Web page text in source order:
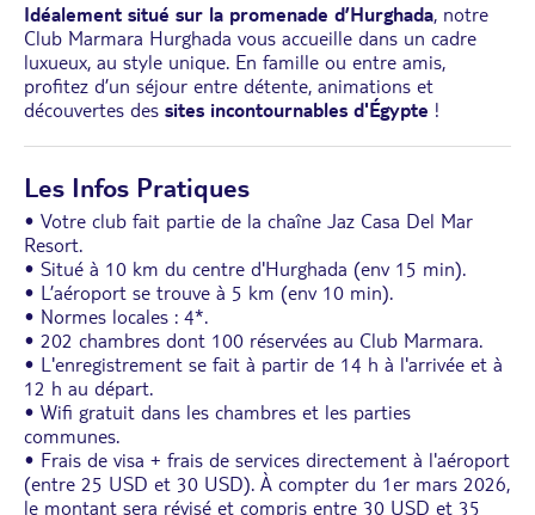
Idéalement situé sur la promenade d’Hurghada, notre
Club Marmara Hurghada vous accueille dans un cadre
luxueux, au style unique. En famille ou entre amis,
profitez d’un séjour entre détente, animations et
découvertes des sites incontournables d'Égypte !
Les Infos Pratiques
• Votre club fait partie de la chaîne Jaz Casa Del Mar
Resort.
• Situé à 10 km du centre d'Hurghada (env 15 min).
• L’aéroport se trouve à 5 km (env 10 min).
• Normes locales : 4*.
• 202 chambres dont 100 réservées au Club Marmara.
• L'enregistrement se fait à partir de 14 h à l'arrivée et à
12 h au départ.
• Wifi gratuit dans les chambres et les parties
communes.
• Frais de visa + frais de services directement à l'aéroport
(entre 25 USD et 30 USD). À compter du 1er mars 2026,
le montant sera révisé et compris entre 30 USD et 35